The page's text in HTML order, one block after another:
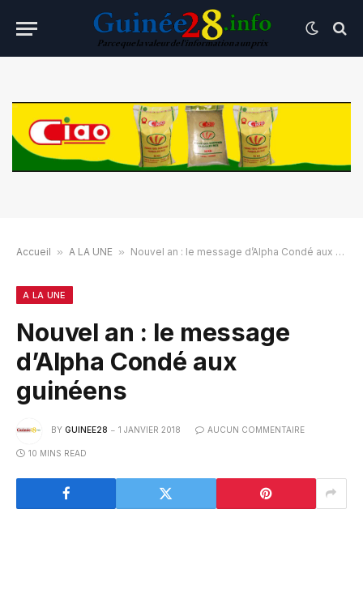
Accueil » A LA UNE » Nouvel an : le message d’Alpha Condé aux guinéens
A LA UNE
Nouvel an : le message
d’Alpha Condé aux
guinéens
BY GUINEE28 1 JANVIER 2018 AUCUN COMMENTAIRE
10 MINS READ